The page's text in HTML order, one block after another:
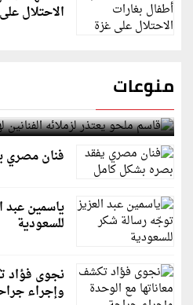
الاحتلال
منوعات
قاسم ملحو يعتذر لزملائه
فنان مصري
ياسمين عبد
للسعودية
نجوى فؤاد
وإجراء